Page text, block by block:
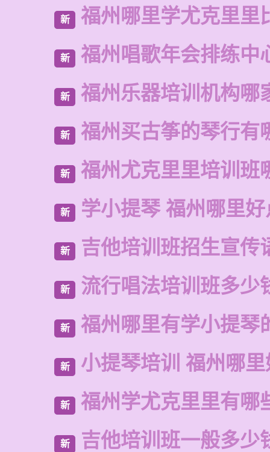
新 福州哪里学尤克里里
新 福州唱歌年会排练中
新 福州乐器培训机构哪
新 福州买古筝的琴行有
新 福州尤克里里培训班
新 学小提琴 福州哪里好
新 吉他培训班招生宣传
新 流行唱法培训班多少
新 福州哪里有学小提琴
新 小提琴培训 福州哪
新 福州学尤克里里有哪
新 吉他培训班一般多少